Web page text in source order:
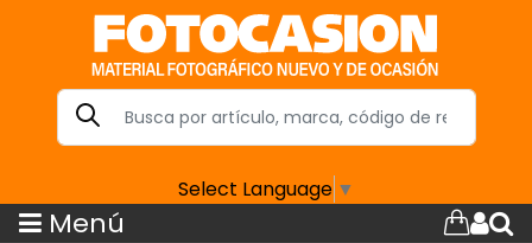
Select Language ▼
Menú